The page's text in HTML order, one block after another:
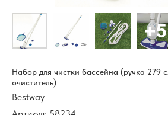
Набор для чистки бассейна (ручка 279
очиститель)
Bestway